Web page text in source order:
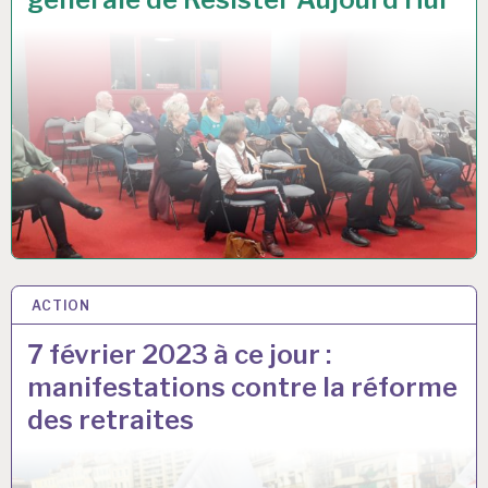
ACTION
7 février 2023 à ce jour :
manifestations contre la réforme
des retraites
7 FÉV 2023